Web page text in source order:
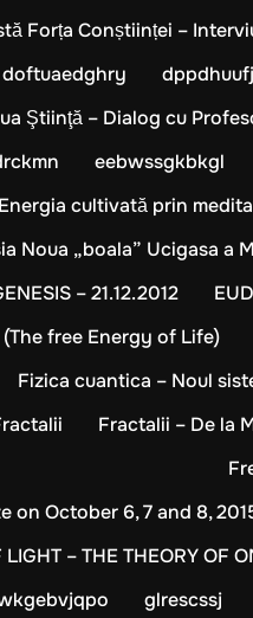
Forța Conștiinței –
doftuaedghry
Ştiinţă – Dialog cu
eebwssgkbkgl
Energia cultivată prin
Noua „boala” Ucigasa a
– 21.12.2012
free Energy of Life)
Fizica cuantica – Noul
Fractalii – De la
on October 6, 7 and 8,
LIGHT – THE THEORY OF
glrescssj